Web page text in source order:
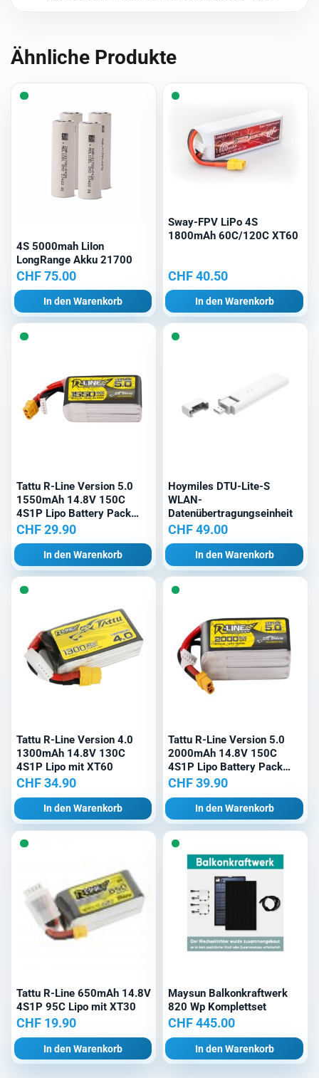
Ähnliche Produkte
4S 5000mah LiIon
LongRange Akku 21700
CHF75.00
In den Warenkorb
Sway-FPV LiPo 4S
1800mAh 60C/120C XT60
CHF40.50
In den Warenkorb
Tattu R-Line Version 5.0
1550mAh 14.8V 150C
4S1P Lipo Battery Pack
with XT60 Plug
CHF29.90
In den Warenkorb
Hoymiles DTU-Lite-S
WLAN-
Datenübertragungseinheit
CHF49.00
In den Warenkorb
Tattu R-Line Version 4.0
1300mAh 14.8V 130C
4S1P Lipo mit XT60
CHF34.90
In den Warenkorb
Tattu R-Line Version 5.0
2000mAh 14.8V 150C
4S1P Lipo Battery Pack
with XT60 Plug
CHF39.90
In den Warenkorb
Tattu R-Line 650mAh 14.8V
4S1P 95C Lipo mit XT30
CHF 19.90
In den Warenkorb
Maysun Balkonkraftwerk
820 Wp Komplettset
CHF445.00
In den Warenkorb